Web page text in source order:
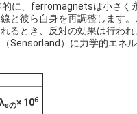
に、ferromagnetsは小さく
と彼ら自身を再調整します
るとき、反対の効果は行わ
Sensorland）に力学的エネ
λsの× 106